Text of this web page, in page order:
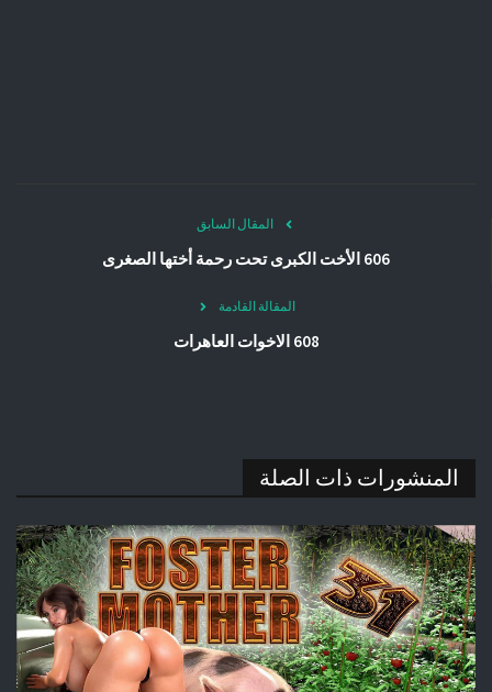
المقال السابق
606 الأخت الكبرى تحت رحمة أختها الصغرى
المقالة القادمة
608 الاخوات العاهرات
المنشورات ذات الصلة